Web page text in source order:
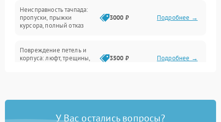
Сеть и интернет
Неисправность тачпада:
пропуски, прыжки
курсора, полный отказ
3000 ₽ Подробнее →
Повреждение петель и
корпуса: люфт, трещины,
3500 ₽ Подробнее →
быстрая разрядка,
2500 ₽ Подробнее →
У Вас остались вопросы?